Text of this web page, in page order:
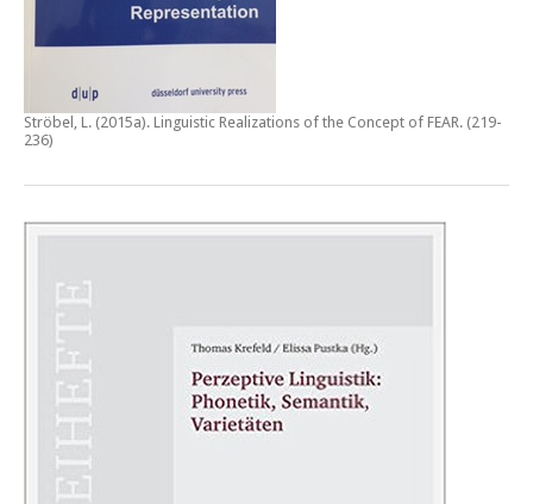
Ströbel, L. (2015a). Linguistic Realizations of the Concept of FEAR. (219-
236)